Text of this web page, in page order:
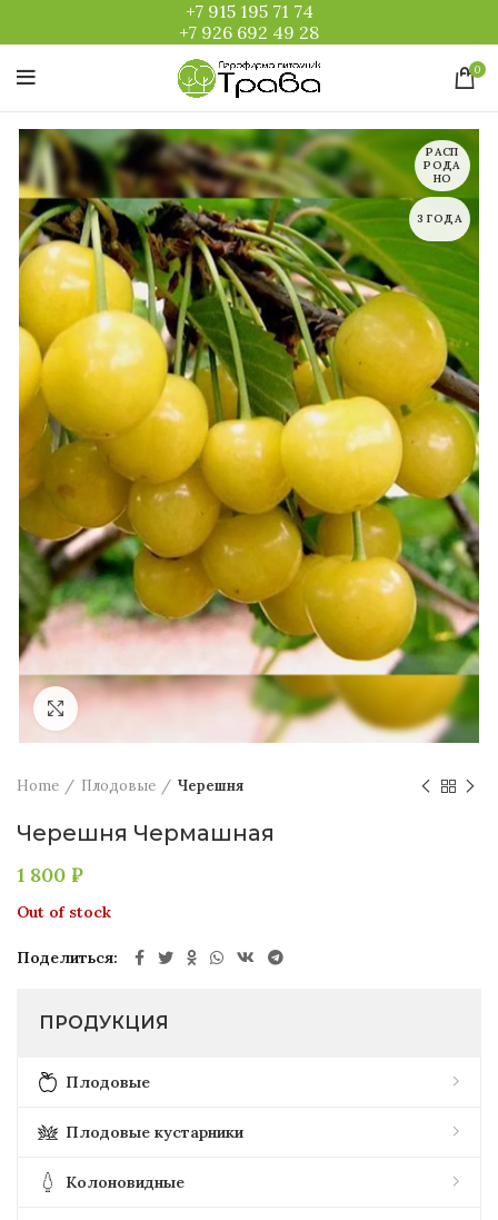
+7 915 195 71 74
+7 926 692 49 28
0
РАСП
РОДА
НО
3 ГОДА
Увеличить
Home Плодовые Черешня
Черешня Чермашная
1 800 ₽
Out of stock
Поделиться
ПРОДУКЦИЯ
Плодовые
Плодовые кустарники
Колоновидные